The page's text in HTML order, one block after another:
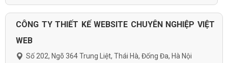
CÔNG TY THIẾT KẾ WEBSITE CHUYÊN NGHIỆP VIỆT
WEB
Số 202, Ngõ 364 Trung Liệt, Thái Hà, Đống Đa, Hà Nội